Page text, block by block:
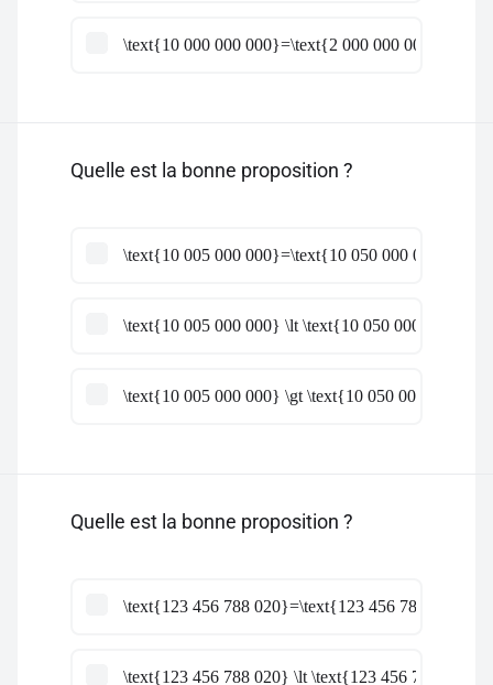
\text{10 000 000 000}=\text{2 000 000 000}
Quelle est la bonne proposition ?
\text{10 005 000 000}=\text{10 050 000 000}
\text{10 005 000 000} \lt \text{10 050 000 000}
\text{10 005 000 000} \gt \text{10 050 000 000}
Quelle est la bonne proposition ?
\text{123 456 788 020}=\text{123 456 788 030}
\text{123 456 788 020} \lt \text{123 456 788 030}